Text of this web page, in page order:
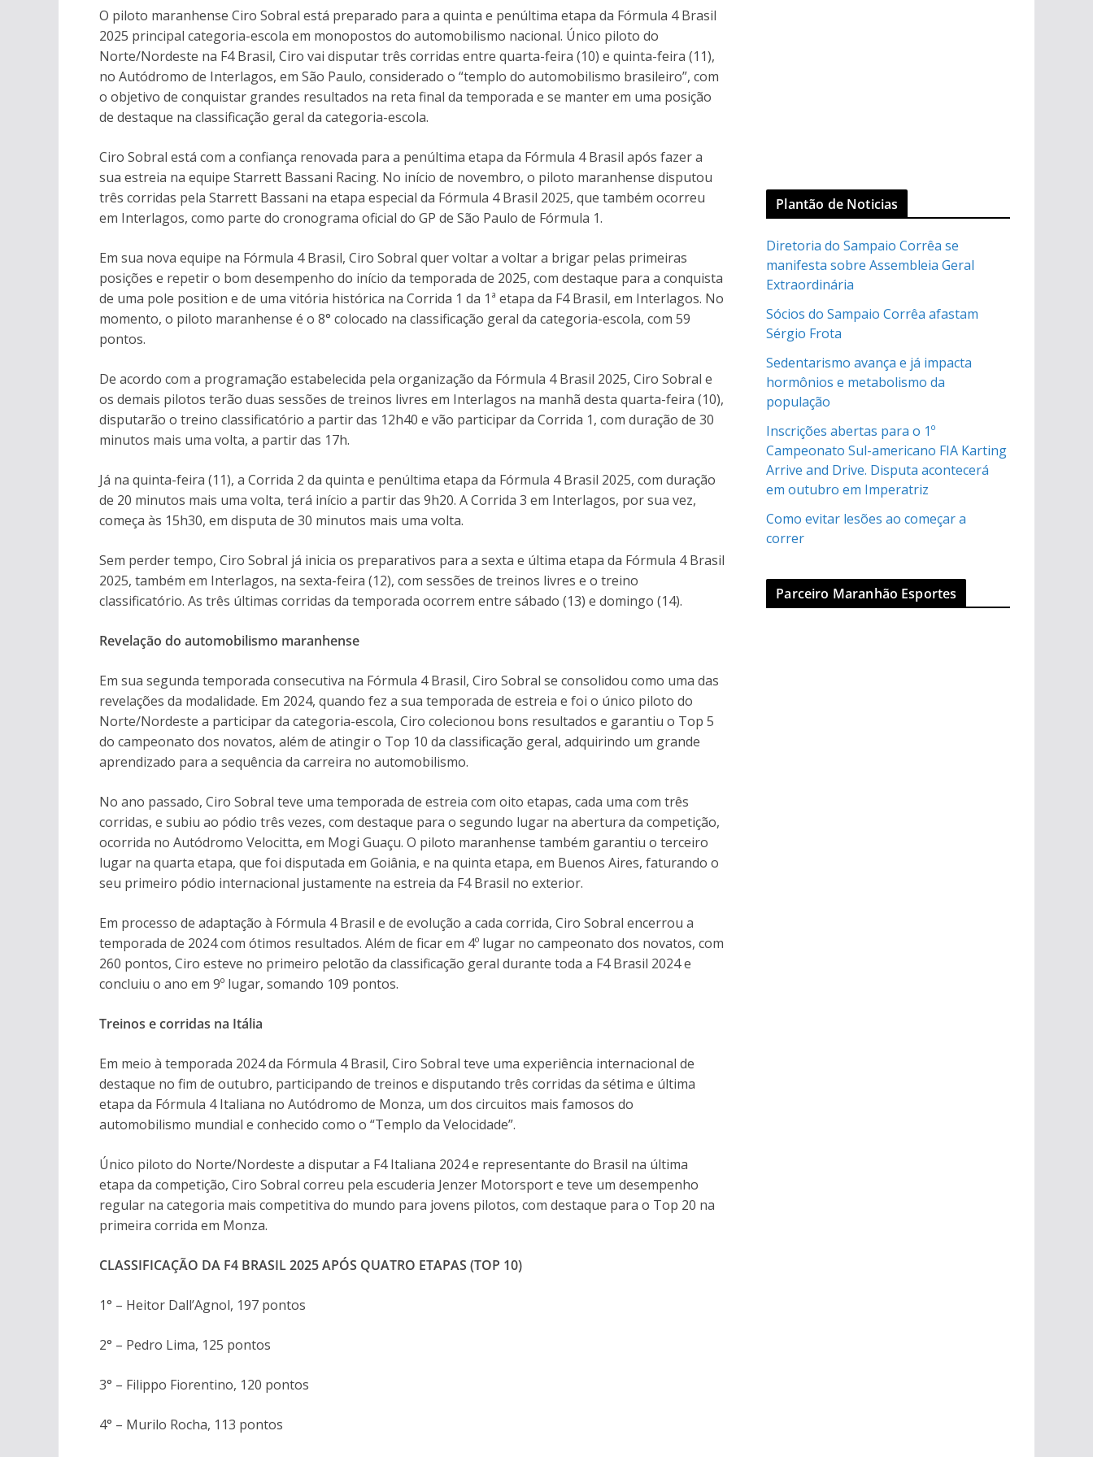
O piloto maranhense Ciro Sobral está preparado para a quinta e penúltima etapa da Fórmula 4 Brasil
2025 principal categoria-escola em monopostos do automobilismo nacional. Único piloto do
Norte/Nordeste na F4 Brasil, Ciro vai disputar três corridas entre quarta-feira (10) e quinta-feira (11),
no Autódromo de Interlagos, em São Paulo, considerado o “templo do automobilismo brasileiro”, com
o objetivo de conquistar grandes resultados na reta final da temporada e se manter em uma posição
de destaque na classificação geral da categoria-escola.
Ciro Sobral está com a confiança renovada para a penúltima etapa da Fórmula 4 Brasil após fazer a
sua estreia na equipe Starrett Bassani Racing. No início de novembro, o piloto maranhense disputou
três corridas pela Starrett Bassani na etapa especial da Fórmula 4 Brasil 2025, que também ocorreu
em Interlagos, como parte do cronograma oficial do GP de São Paulo de Fórmula 1.
Em sua nova equipe na Fórmula 4 Brasil, Ciro Sobral quer voltar a voltar a brigar pelas primeiras
posições e repetir o bom desempenho do início da temporada de 2025, com destaque para a conquista
de uma pole position e de uma vitória histórica na Corrida 1 da 1ª etapa da F4 Brasil, em Interlagos. No
momento, o piloto maranhense é o 8° colocado na classificação geral da categoria-escola, com 59
pontos.
De acordo com a programação estabelecida pela organização da Fórmula 4 Brasil 2025, Ciro Sobral e
os demais pilotos terão duas sessões de treinos livres em Interlagos na manhã desta quarta-feira (10),
disputarão o treino classificatório a partir das 12h40 e vão participar da Corrida 1, com duração de 30
minutos mais uma volta, a partir das 17h.
Já na quinta-feira (11), a Corrida 2 da quinta e penúltima etapa da Fórmula 4 Brasil 2025, com duração
de 20 minutos mais uma volta, terá início a partir das 9h20. A Corrida 3 em Interlagos, por sua vez,
começa às 15h30, em disputa de 30 minutos mais uma volta.
Sem perder tempo, Ciro Sobral já inicia os preparativos para a sexta e última etapa da Fórmula 4 Brasil
2025, também em Interlagos, na sexta-feira (12), com sessões de treinos livres e o treino
classificatório. As três últimas corridas da temporada ocorrem entre sábado (13) e domingo (14).
Revelação do automobilismo maranhense
Em sua segunda temporada consecutiva na Fórmula 4 Brasil, Ciro Sobral se consolidou como uma das
revelações da modalidade. Em 2024, quando fez a sua temporada de estreia e foi o único piloto do
Norte/Nordeste a participar da categoria-escola, Ciro colecionou bons resultados e garantiu o Top 5
do campeonato dos novatos, além de atingir o Top 10 da classificação geral, adquirindo um grande
aprendizado para a sequência da carreira no automobilismo.
No ano passado, Ciro Sobral teve uma temporada de estreia com oito etapas, cada uma com três
corridas, e subiu ao pódio três vezes, com destaque para o segundo lugar na abertura da competição,
ocorrida no Autódromo Velocitta, em Mogi Guaçu. O piloto maranhense também garantiu o terceiro
lugar na quarta etapa, que foi disputada em Goiânia, e na quinta etapa, em Buenos Aires, faturando o
seu primeiro pódio internacional justamente na estreia da F4 Brasil no exterior.
Em processo de adaptação à Fórmula 4 Brasil e de evolução a cada corrida, Ciro Sobral encerrou a
temporada de 2024 com ótimos resultados. Além de ficar em 4º lugar no campeonato dos novatos, com
260 pontos, Ciro esteve no primeiro pelotão da classificação geral durante toda a F4 Brasil 2024 e
concluiu o ano em 9º lugar, somando 109 pontos.
Treinos e corridas na Itália
Em meio à temporada 2024 da Fórmula 4 Brasil, Ciro Sobral teve uma experiência internacional de
destaque no fim de outubro, participando de treinos e disputando três corridas da sétima e última
etapa da Fórmula 4 Italiana no Autódromo de Monza, um dos circuitos mais famosos do
automobilismo mundial e conhecido como o “Templo da Velocidade”.
Único piloto do Norte/Nordeste a disputar a F4 Italiana 2024 e representante do Brasil na última
etapa da competição, Ciro Sobral correu pela escuderia Jenzer Motorsport e teve um desempenho
regular na categoria mais competitiva do mundo para jovens pilotos, com destaque para o Top 20 na
primeira corrida em Monza.
CLASSIFICAÇÃO DA F4 BRASIL 2025 APÓS QUATRO ETAPAS (TOP 10)
1° – Heitor Dall’Agnol, 197 pontos
2° – Pedro Lima, 125 pontos
3° – Filippo Fiorentino, 120 pontos
4° – Murilo Rocha, 113 pontos
Plantão de Noticias
Diretoria do Sampaio Corrêa se
manifesta sobre Assembleia Geral
Extraordinária
Sócios do Sampaio Corrêa afastam
Sérgio Frota
Sedentarismo avança e já impacta
hormônios e metabolismo da
população
Inscrições abertas para o 1º
Campeonato Sul-americano FIA Karting
Arrive and Drive. Disputa acontecerá
em outubro em Imperatriz
Como evitar lesões ao começar a
correr
Parceiro Maranhão Esportes